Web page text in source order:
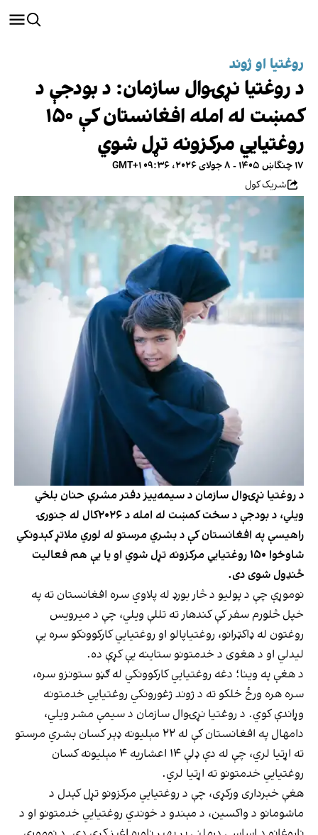
روغتیا او ژوند
د روغتیا نړۍوال سازمان: د بودجې د
کمښت له امله افغانستان کې ۱۵۰
روغتیايي مرکزونه تړل شوي
۱۷ چنگاښ ۱۴۰۵ - ۸ جولای ۲۰۲۶، ۰۹:۳۶ GMT+۱
شریک کول
د روغتیا نړۍوال سازمان د سیمه‌ییز دفتر مشرې حنان بلخي
ویلي، د بودجې د سخت کمښت له امله د ۲۰۲۶کال له جنورۍ
راهیسې په افغانستان کې د بشري مرستو له لوري ملاتړ کېدونکي
شاوخوا ۱۵۰ روغتیايي مرکزونه تړل شوي او یا یې هم فعالیت
ځنډول شوی دی.
نوموړې چې د پولیو د څار بورډ له پلاوي سره افغانستان ته په
خپل څلورم سفر کې کندهار ته تللې ویلي، چې د میرویس
روغتون له ډاکټرانو، روغتیاپالو او روغتیايي کارکوونکو سره یې
لیدلي او د هغوی د خدمتونو ستاینه یې کړې ده.
د هغې په وینا؛ دغه روغتیايي کارکوونکي له ګڼو ستونزو سره،
سره هره ورځ خلکو ته د ژوند ژغورونکي روغتیايي خدمتونه
وړاندې کوي. د روغتیا نړۍوال سازمان د سیمې مشر ویلي،
دامهال په افغانستان کې له ۲۲ مېلیونه ډېر کسان بشري مرستو
ته اړتیا لري، چې له دې ډلې ۱۴ اعشاریه ۴ مېلیونه کسان
روغتیايي خدمتونو ته اړتیا لري.
هغې خبرداری ورکړی، چې د روغتیايي مرکزونو تړل کېدل د
ماشومانو د واکسین، د مېندو د خوندي روغتیايي خدمتونو او د